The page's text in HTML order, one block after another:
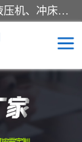
南通科达机床制造有限公司主要生产液压机、冲床、压力机等产品；本公司采用现代化企业的管理方法进行管理，立足于产品的质量管理，以优秀的品质、新颖的设计、合理的价格、完善的服务赢得广大客户的充分信赖和良好的口碑。领导层将运用科学管理方法及长期积累下来的经验和广泛领域吸取来新的技术不断调整产品结构，为市场提供精良的各类机械设备。企业将坚持与国内外各界朋友，真诚合作，共创辉煌。